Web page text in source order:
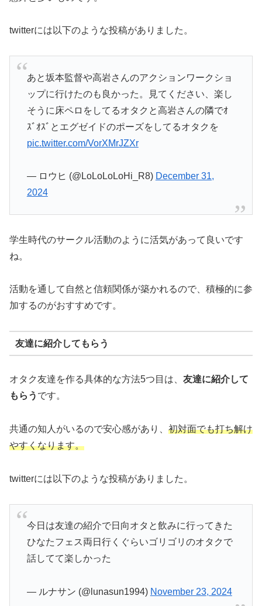
twitterには以下のような投稿がありました。
あと坂本監督や高岩さんのアクションワークショ
ップに行けたのも良かった。見てください、楽し
そうに床ペロをしてるオタクと高岩さんの隣でｵ
ｽﾞｵｽﾞとエグゼイドのポーズをしてるオタクを
pic.twitter.com/VorXMrJZXr
— ロウヒ (@LoLoLoLoHi_R8) December 31,
2024
学生時代のサークル活動のように活気があって良いです
ね。
活動を通して自然と信頼関係が築かれるので、積極的に参
加するのがおすすめです。
友達に紹介してもらう
オタク友達を作る具体的な方法5つ目は、 友達に紹介して
もらう です。
共通の知人がいるので安心感があり、 初対面でも打ち解け
やすくなります。
twitterには以下のような投稿がありました。
今日は友達の紹介で日向オタと飲みに行ってきた
ひなたフェス両日行くぐらいゴリゴリのオタクで
話してて楽しかった
— ルナサン (@lunasun1994) November 23, 2024